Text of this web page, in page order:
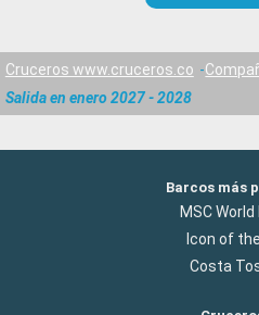
Cruceros www.cruceros.co
Salida en enero 2027 - 2028
Barcos más
MSC
Icon of
Costa